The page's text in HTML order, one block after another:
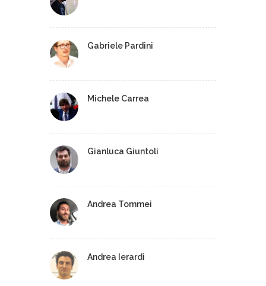
Gabriele Pardini
Michele Carrea
Gianluca Giuntoli
Andrea Tommei
Andrea Ierardi